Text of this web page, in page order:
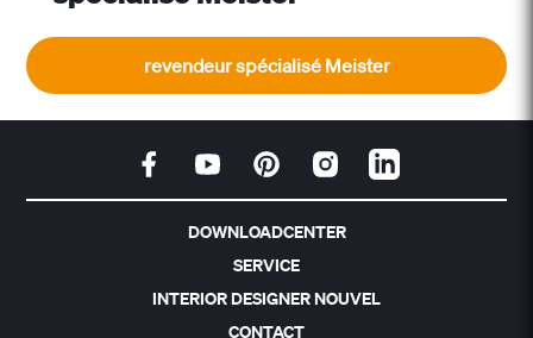
revendeur spécialisé Meister
DOWNLOADCENTER
SERVICE
INTERIOR DESIGNER NOUVEL
CONTACT